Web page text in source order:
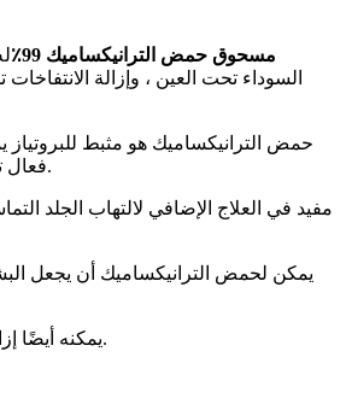
مسحوق حمض الترانيكساميك 99٪
السوداء تحت العين ، وإزالة
فعال تراكم الميلانين في الجلد.
☐ يمكنه أيضًا إزالة الشعيرات الدموية.